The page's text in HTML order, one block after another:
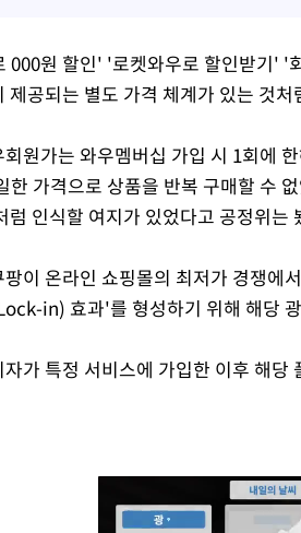
000원 할인' '로켓와우로 할인받기' '
제공되는 별도 가격 체계가 있는 것처
원가는 와우멤버십 가입 시 1회에
한 가격으로 상품을 반복 구매할 수
럼 인식할 여지가 있었다고 공정위는
이 온라인 쇼핑몰의 최저가 경쟁에
in) 효과'를 형성하기 위해 해당
가 특정 서비스에 가입한 이후 해